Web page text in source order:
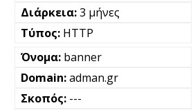
3 μήνες
HTTP
banner
adman.gr
---